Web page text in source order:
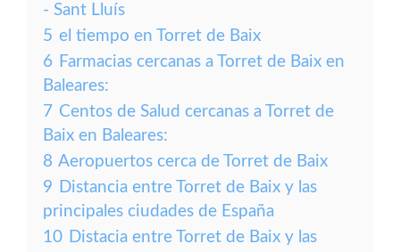
- Sant Lluís
5 el tiempo en Torret de Baix
6 Farmacias cercanas a Torret de Baix en
Baleares:
7 Centos de Salud cercanas a Torret de
Baix en Baleares:
8 Aeropuertos cerca de Torret de Baix
9 Distancia entre Torret de Baix y las
principales ciudades de España
10 Distacia entre Torret de Baix y las